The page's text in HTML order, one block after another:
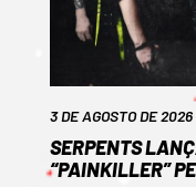
3 DE AGOSTO DE 2026
SERPENTS
“PAINKILLER”